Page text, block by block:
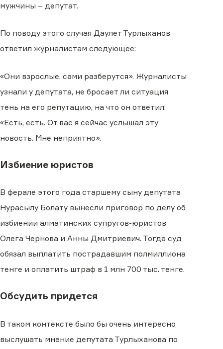
мужчины – депутат.
По поводу этого случая Даулет Турлыханов
ответил журналистам следующее:
«Они взрослые, сами разберутся». Журналисты
узнали у депутата, не бросает ли ситуация
тень на его репутацию, на что он ответил:
«Есть, есть. От вас я сейчас услышал эту
новость. Мне неприятно».
Избиение юристов
В ферале этого года старшему сыну депутата
Нурасылу Болату вынесли приговор по делу об
избиении алматинских супругов-юристов
Олега Чернова и Анны Дмитриевич. Тогда суд
обязал выплатить пострадавшим полмиллиона
тенге и оплатить штраф в 1 млн 700 тыс. тенге.
Обсудить придется
В таком контексте было бы очень интересно
выслушать мнение депутата Турлыханова по